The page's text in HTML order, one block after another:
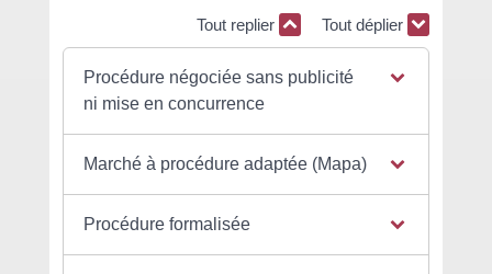
Tout replier
Tout déplier
Procédure négociée sans publicité
ni mise en concurrence
Marché à procédure adaptée (Mapa)
Procédure formalisée